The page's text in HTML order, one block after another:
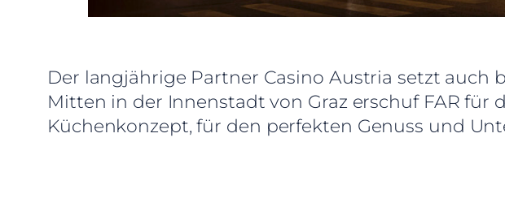
Der langjährige Partner Casino Austria setzt auch
Mitten in der Innenstadt von Graz erschuf FAR für
Küchenkonzept, für den perfekten Genuss und